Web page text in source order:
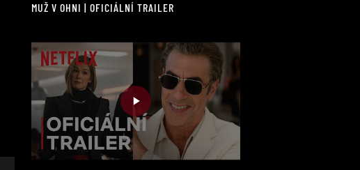
MUŽ V OHNI | OFICIÁLNÍ TRAILER